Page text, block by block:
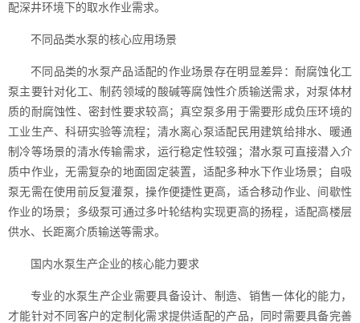
配深井环境下的取水作业需求。
不同品类水泵的核心应用场景
不同品类的水泵产品适配的作业场景存在明显差异：耐腐蚀化工
泵主要针对化工、制药领域的酸碱等腐蚀性介质输送需求，对泵体材
质的耐腐蚀性、密封性要求较高；真空泵多用于需要形成负压环境的
工业生产、科研实验等流程；清水离心泵适配民用建筑给排水、暖通
制冷等场景的清水传输需求，运行稳定性较强；潜水泵可直接潜入介
质中作业，无需复杂的地面固定装置，适配多种水下作业场景；自吸
泵无需在使用前反复灌泵，操作便捷性更高，适合移动作业、间歇性
作业的场景；多级泵可通过多叶轮结构实现更高的扬程，适配高楼层
供水、长距离介质输送等需求。
国内水泵生产企业的核心能力要求
专业的水泵生产企业需要具备设计、制造、销售一体化的能力，
才能针对不同客户的定制化需求提供适配的产品，同时需要具备完善